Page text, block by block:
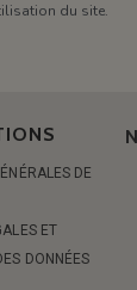
du site.
DE
ET
DONNÉES